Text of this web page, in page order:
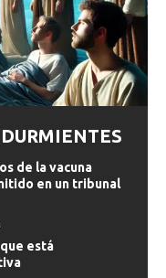
de la vacuna
en un tribunal
está